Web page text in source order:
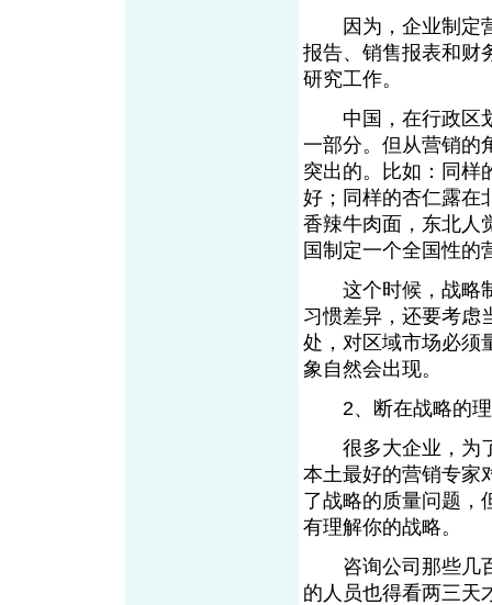
因为，企业制定营
报告、销售报表和财
研究工作。
中国，在行政区划
一部分。但从营销的
突出的。比如：同样
好；同样的杏仁露在
香辣牛肉面，东北人
国制定一个全国性的
这个时候，战略制
习惯差异，还要考虑
处，对区域市场必须
象自然会出现。
2、断在战略的
很多大企业，为了
本土最好的营销专家
了战略的质量问题，
有理解你的战略。
咨询公司那些几百
的人员也得看两三天